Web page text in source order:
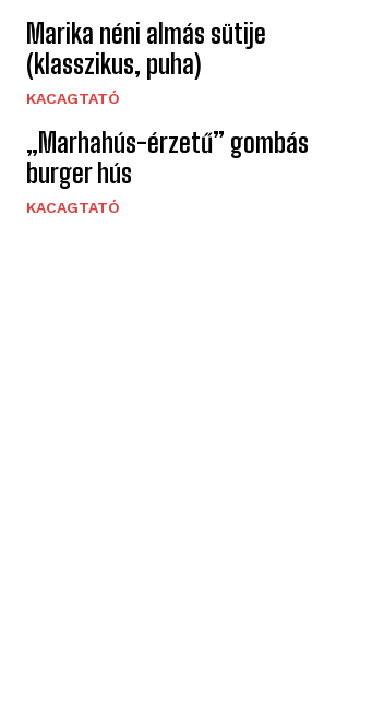
Marika néni almás sütije
(klasszikus, puha)
KACAGTATÓ
„Marhahús-érzetű” gombás
burger hús
KACAGTATÓ